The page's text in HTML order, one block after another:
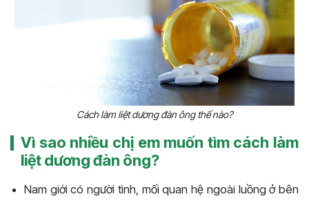
Cách làm liệt dương đàn ông thế nào?
Vì sao nhiều chị em muốn tìm cách làm
liệt dương đàn ông?
Nam giới có người tình, mối quan hệ ngoài luồng ở bên